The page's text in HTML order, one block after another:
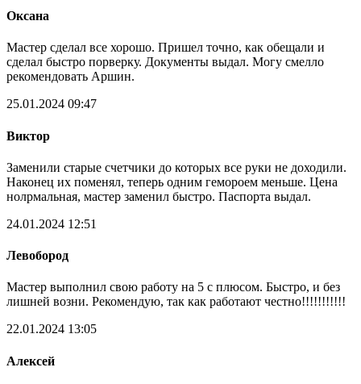
Оксана
Мастер сделал все хорошо. Пришел точно, как обещали и
сделал быстро порверку. Документы выдал. Могу смелло
рекомендовать Аршин.
25.01.2024 09:47
Виктор
Заменили старые счетчики до которых все руки не доходили.
Наконец их поменял, теперь одним гемороем меньше. Цена
нолрмальная, мастер заменил быстро. Паспорта выдал.
24.01.2024 12:51
Левобород
Мастер выполнил свою работу на 5 с плюсом. Быстро, и без
лишней возни. Рекомендую, так как работают честно!!!!!!!!!!!
22.01.2024 13:05
Алексей